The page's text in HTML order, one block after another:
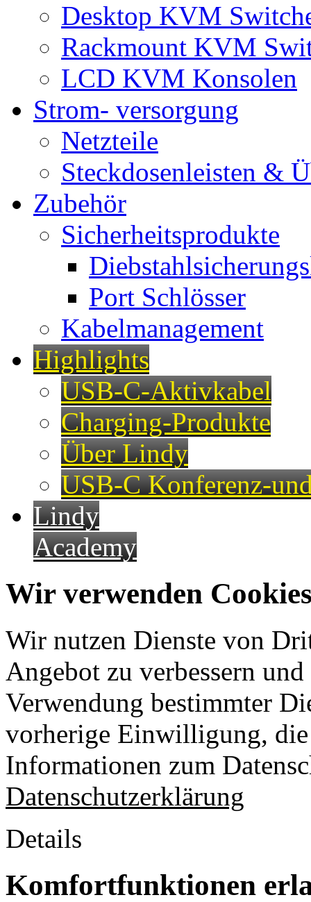
Desktop KVM
Rackmount KVM
LCD KVM Konsolen
Strom- versorgung
Netzteile
Steckdosenleisten &
Zubehör
Sicherheitsprodukte
Port Schlösser
Kabelmanagement
Highlights
USB-C-Aktivkabel
Charging-Produkte
Über Lindy
USB-C Konferenz-
Lindy
Academy
Wir verwenden
Wir nutzen Dienste von
Angebot zu verbessern
Verwendung bestimmter
vorherige Einwilligung,
Informationen zum
Datenschutzerklärung
Details
Komfortfunktionen